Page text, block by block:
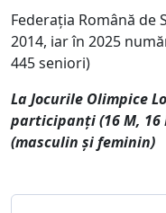
Federația Română de
2014, iar în 2025
445 seniori)
La Jocurile Olimpice
participanți (16 M,
(masculin și feminin)